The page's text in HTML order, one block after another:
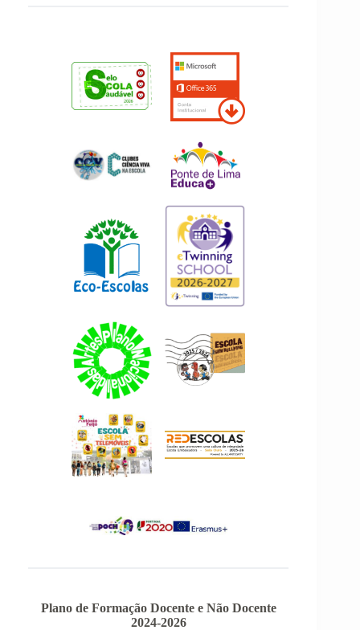
Plano de Formação Docente e Não Docente
2024-2026